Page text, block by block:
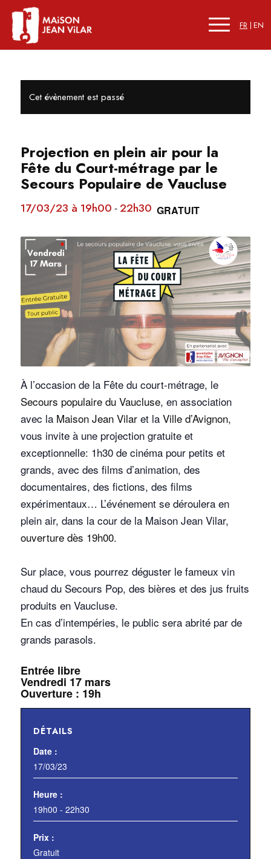
FR EN
Cet évènement est passé
Projection en plein air pour la
Fête du Court-métrage par le
Secours Populaire de Vaucluse
17/03/23 à 19h00 -22h30 GRATUIT
À l’occasion de la Fête du court-métrage, le
Secours populaire du Vaucluse, en association
avec la Maison Jean Vilar et la Ville d’Avignon,
vous invite à une projection gratuite et
exceptionnelle: 1h30 de cinéma pour petits et
grands, avec des films d’animation, des
documentaires, des fictions, des films
expérimentaux… L’événement se déroulera en
plein air, dans la cour de la Maison Jean Vilar,
ouverture dès 19h00.
Sur place, vous pourrez déguster le fameux vin
chaud du Secours Pop, des bières et des jus fruits
produits en Vaucluse.
En cas d’intempéries, le public sera abrité par de
grands parasols.
Entrée libre
Vendredi 17 mars
Ouverture : 19h
DÉTAILS
Date :
17/03/23
Heure :
19h00 - 22h30
Prix :
Gratuit